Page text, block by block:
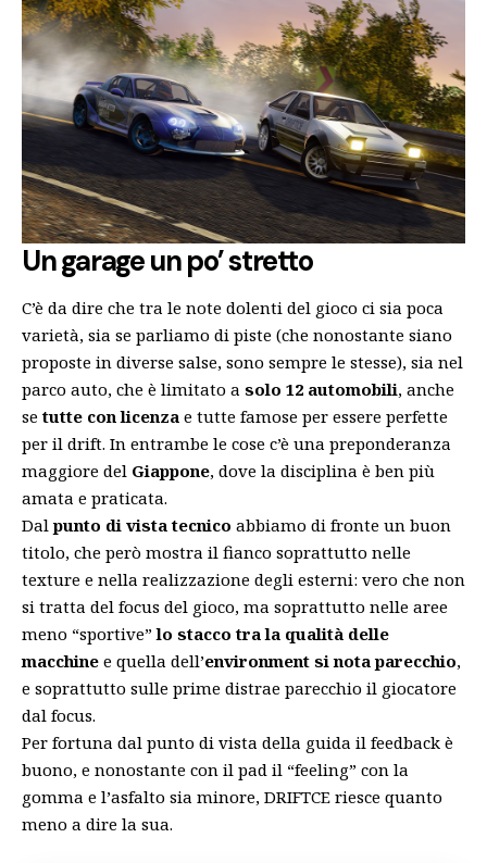
Un garage un po’ stretto
C’è da dire che tra le note dolenti del gioco ci sia poca
varietà, sia se parliamo di piste (che nonostante siano
proposte in diverse salse, sono sempre le stesse), sia nel
parco auto, che è limitato a solo 12 automobili, anche
setutte con licenza e tutte famose per essere perfette
per il drift. In entrambe le cose c’è una preponderanza
maggiore del Giappone, dove la disciplina è ben più
amata e praticata.
Dalpunto di vista tecnico abbiamo di fronte un buon
titolo, che però mostra il fianco soprattutto nelle
texture e nella realizzazione degli esterni: vero che non
si tratta del focus del gioco, ma soprattutto nelle aree
meno “sportive”lo stacco tra la qualità delle
macchine e quella dell’environment si nota parecchio,
e soprattutto sulle prime distrae parecchio il giocatore
dal focus.
Per fortuna dal punto di vista della guida il feedback è
buono, e nonostante con il pad il “feeling” con la
gomma e l’asfalto sia minore, DRIFTCE riesce quanto
meno a dire la sua.